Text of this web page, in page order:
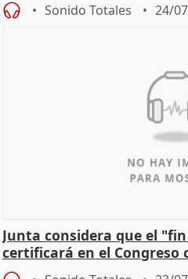
Sonido Totales 24/
Junta considera que el
certificará en el Congreso
de